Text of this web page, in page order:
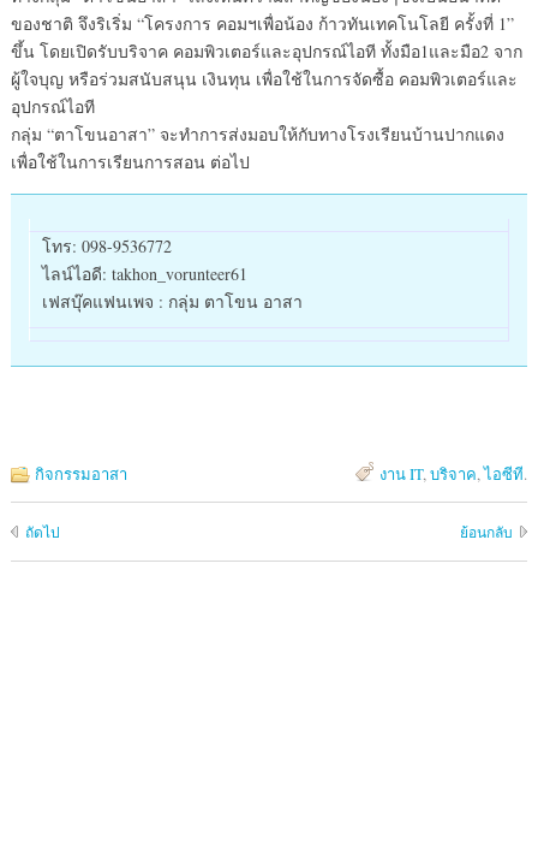
ของชาติ จึงริเริ่ม “โครงการ คอมฯเพื่อน้อง ก้าวทันเทคโนโลยี ครั้งที่ 1”
ขึ้น โดยเปิดรับบริจาค คอมพิวเตอร์และอุปกรณ์ไอที ทั้งมือ1และมือ2 จาก
ผู้ใจบุญ หรือร่วมสนับสนุน เงินทุน เพื่อใช้ในการจัดซื้อ คอมพิวเตอร์และ
อุปกรณ์ไอที
กลุ่ม “ตาโขนอาสา” จะทำการส่งมอบให้กับทางโรงเรียนบ้านปากแดง
เพื่อใช้ในการเรียนการสอน ต่อไป
โทร: 098-9536772
ไลน์ไอดี: takhon_vorunteer61
เฟสบุ๊คแฟนเพจ : กลุ่ม ตาโขน อาสา
กิจกรรมอาสา งาน IT,บริจาค,ไอซีที.
ถัดไป ย้อนกลับ